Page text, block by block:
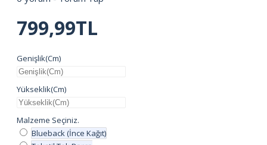
799,99TL
Genişlik(Cm)
Yükseklik(Cm)
Malzeme Seçiniz.
Blueback (İnce Kağıt)